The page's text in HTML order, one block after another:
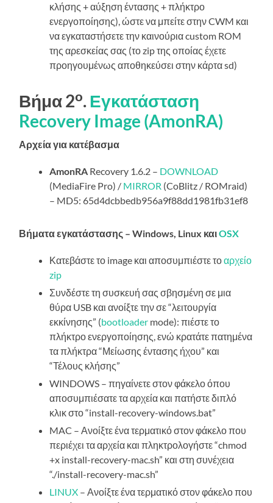
κλήσης + αύξηση έντασης + πλήκτρο
ενεργοποίησης), ώστε να μπείτε στην CWM και
να εγκαταστήσετε την καινούρια custom ROM
της αρεσκείας σας (το zip της οποίας έχετε
προηγουμένως αποθηκεύσει στην κάρτα sd)
Βήμα 2ο.Εγκατάσταση
Recovery Image (AmonRA)
Αρχεία για κατέβασμα
AmonRA Recovery 1.6.2 – DOWNLOAD
(MediaFire Pro) / MIRROR (CoBlitz / ROMraid)
– MD5: 65d4dcbbedb956a9f88dd1981fb31ef8
Βήματα εγκατάστασης – Windows, Linux καιOSX
Κατεβάστε το image και αποσυμπιέστε τοαρχείο
zip
Συνδέστε τη συσκευή σας σβησμένη σε μια
θύρα USB και ανοίξτε την σε “λειτουργία
εκκίνησης” (bootloader mode): πιέστε το
πλήκτρο ενεργοποίησης, ενώ κρατάτε πατημένα
τα πλήκτρα “Μείωσης έντασης ήχου” και
“Τέλους κλήσης”
WINDOWS – πηγαίνετε στον φάκελο όπου
αποσυμπιέσατε τα αρχεία και πατήστε διπλό
κλικ στο “install-recovery-windows.bat”
MAC – Ανοίξτε ένα τερματικό στον φάκελο που
περιέχει τα αρχεία και πληκτρολογήστε “chmod
+x install-recovery-mac.sh” και στη συνέχεια
“./install-recovery-mac.sh”
LINUX – Ανοίξτε ένα τερματικό στον φάκελο που